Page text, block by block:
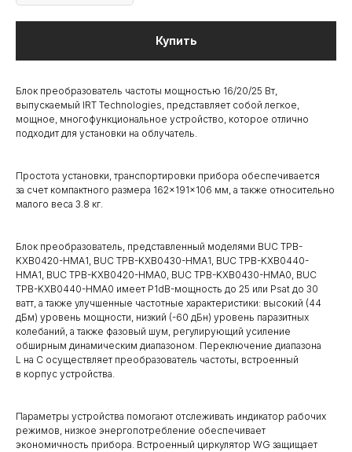
Купить
Блок преобразователь частоты мощностью 16/20/25 Вт,
выпускаемый IRT Technologies, представляет собой легкое,
мощное, многофункциональное устройство, которое отлично
подходит для установки на облучатель.
Простота установки, транспортировки прибора обеспечивается
за счет компактного размера 162×191×106 мм, а также относительно
малого веса 3.8 кг.
Блок преобразователь, представленный моделями BUC TPB-
KXB0420-HMA1, BUC TPB-KXB0430-HMA1, BUC TPB-KXB0440-
HMA1, BUC TPB-KXB0420-HMA0, BUC TPB-KXB0430-HMA0, BUC
TPB-KXB0440-HMA0 имеет P1dB-мощность до 25 или Psat до 30
ватт, а также улучшенные частотные характеристики: высокий (44
дБм) уровень мощности, низкий (-60 дБн) уровень паразитных
колебаний, а также фазовый шум, регулирующий усиление
обширным динамическим диапазоном. Переключение диапазона
L на С осуществляет преобразователь частоты, встроенный
в корпус устройства.
Параметры устройства помогают отслеживать индикатор рабочих
режимов, низкое энергопотребление обеспечивает
экономичность прибора. Встроенный циркулятор WG защищает